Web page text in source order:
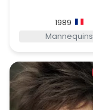
1989
Mannequins